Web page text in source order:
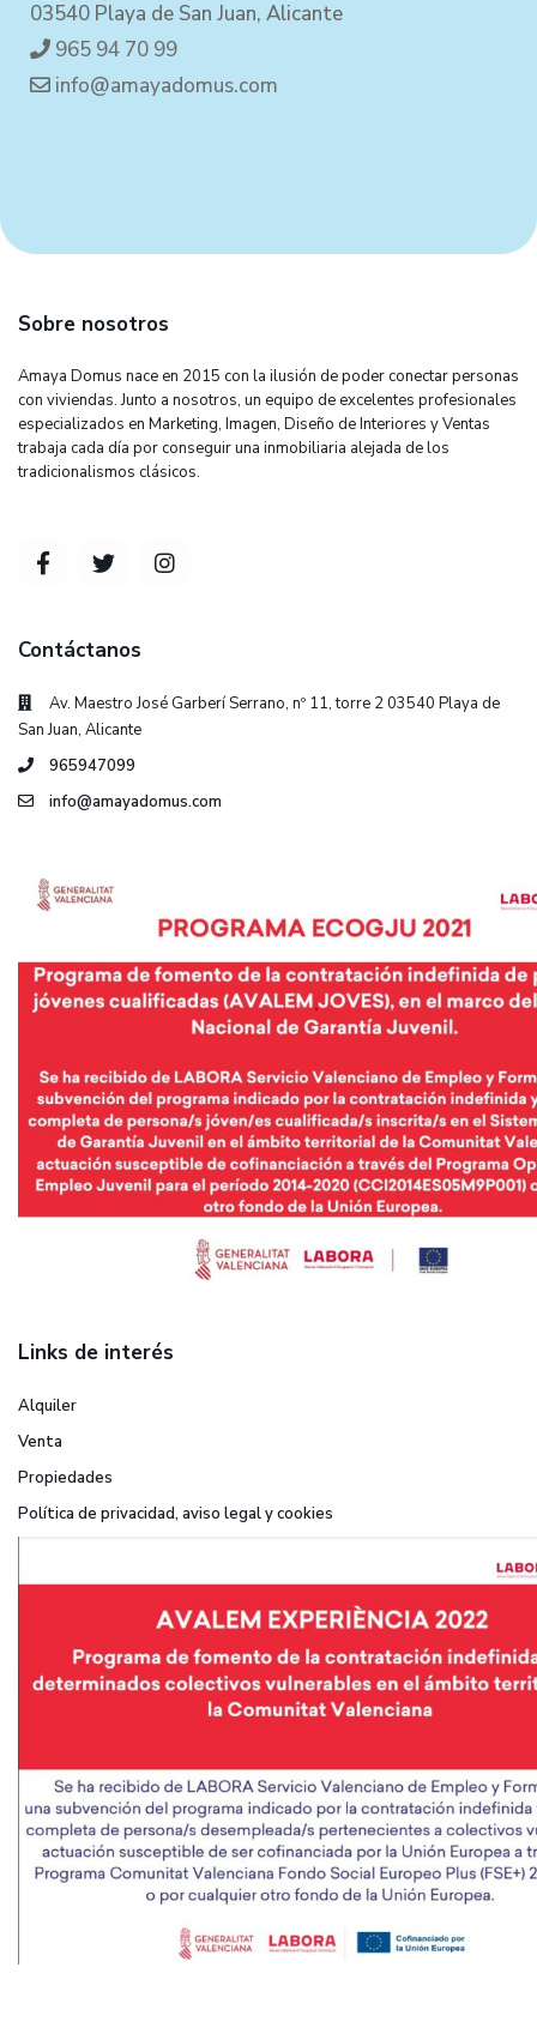
03540 Playa de San Juan, Alicante
965 94 70 99
info@amayadomus.com
Sobre nosotros
Amaya Domus nace en 2015 con la ilusión de poder conectar personas
con viviendas. Junto a nosotros, un equipo de excelentes profesionales
especializados en Marketing, Imagen, Diseño de Interiores y Ventas
trabaja cada día por conseguir una inmobiliaria alejada de los
tradicionalismos clásicos.
Contáctanos
Av. Maestro José Garberí Serrano, nº 11, torre 2 03540 Playa de
San Juan, Alicante
965947099
info@amayadomus.com
Links de interés
Alquiler
Venta
Propiedades
Política de privacidad, aviso legal y cookies